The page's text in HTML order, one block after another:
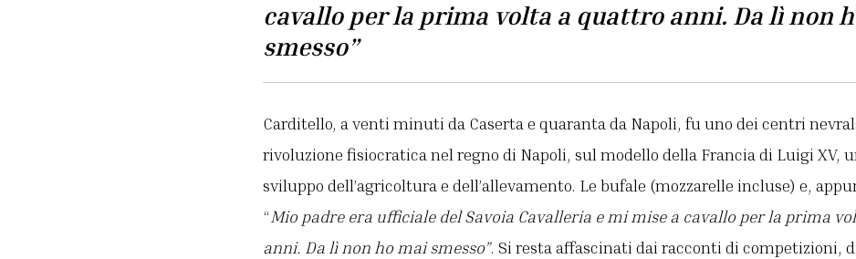
cavallo per la prima volta a quattro anni. Da lì non
smesso”
Carditello, a venti minuti da Caserta e quaranta da Napoli, fu uno dei centri
rivoluzione fisiocratica nel regno di Napoli, sul modello della Francia di Luigi XV,
sviluppo dell’agricoltura e dell’allevamento. Le bufale (mozzarelle incluse) e,
“Mio padre era ufficiale del Savoia Cavalleria e mi mise a cavallo per la prima
anni. Da lì non ho mai smesso”. Si resta affascinati dai racconti di competizioni,